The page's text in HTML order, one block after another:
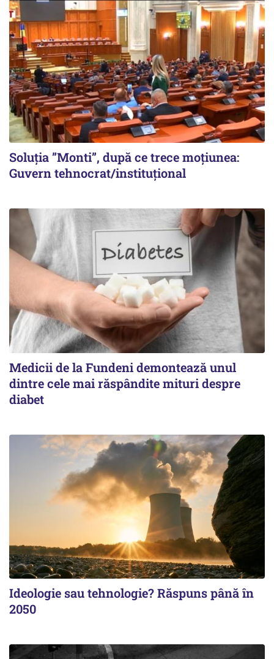
Soluția ”Monti”, după ce trece moțiunea:
Guvern tehnocrat/instituțional
Medicii de la Fundeni demontează unul
dintre cele mai răspândite mituri despre
diabet
Ideologie sau tehnologie? Răspuns până în
2050